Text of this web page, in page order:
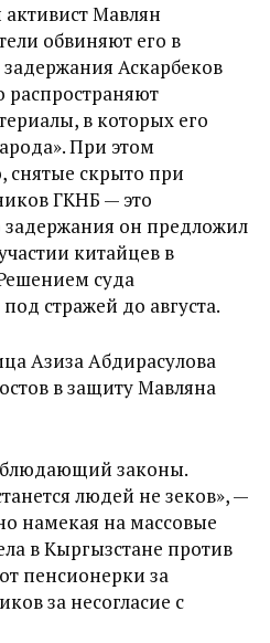
Мавлян
обвиняют его в
Аскарбеков
распространяют
в которых его
При этом
снятые скрыто при
ГКНБ — это
он предложил
китайцев в
суда
стражей до августа.
Азиза Абдирасулова
в защиту Мавляна
законы.
людей не зеков», —
намекая на массовые
в Кыргызстане против
пенсионерки за
за несогласие с